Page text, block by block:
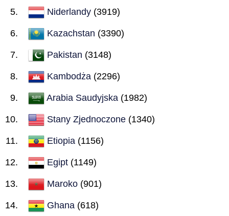
Niderlandy (3919)
Kazachstan (3390)
Pakistan (3148)
Kambodża (2296)
Arabia Saudyjska (1982)
Stany Zjednoczone (1340)
Etiopia (1156)
Egipt (1149)
Maroko (901)
Ghana (618)